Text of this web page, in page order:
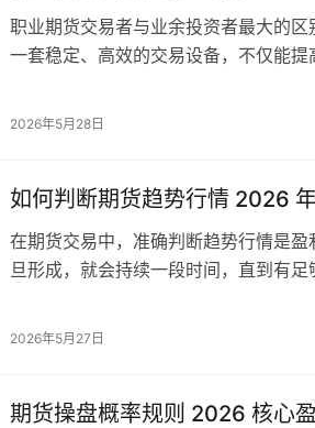
职业期货交易者与业余投资者最大的区
一套稳定、高效的交易设备，不仅能
长，职业交易者对硬件的要求也在不
2026年5月28日
如何判断期货趋势行情 2026
在期货交易中，准确判断趋势行情是
旦形成，就会持续一段时间，直到有
期货趋势判断方法，帮助投资者更好
2026年5月27日
期货操盘概率规则 2026 核心